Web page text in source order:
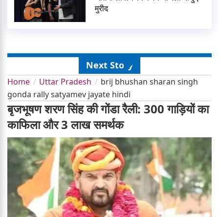
मुरीद
Next Story
Home Uttar Pradesh
brij bhushan sharan singh
gonda rally satyamev jayate hindi
बृजभूषण शरण सिंह की गोंडा रैली: 300 गाड़ियों का
काफिला और 3 लाख समर्थक